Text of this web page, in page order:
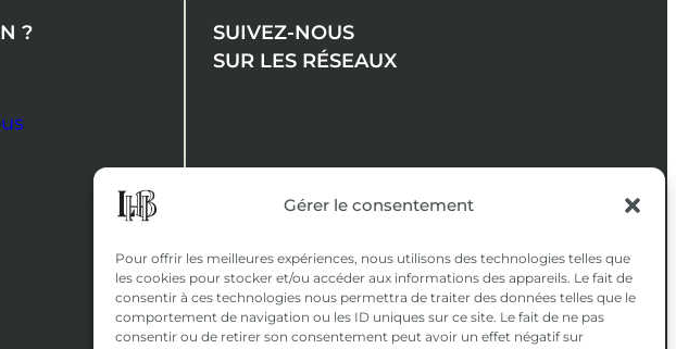
Gérer le consentement
Pour offrir les meilleures expériences, nous utilisons des technologies telles que
les cookies pour stocker et/ou accéder aux informations des appareils. Le fait de
consentir à ces technologies nous permettra de traiter des données telles que le
comportement de navigation ou les ID uniques sur ce site. Le fait de ne pas
consentir ou de retirer son consentement peut avoir un effet négatif sur
?
SUIVEZ-NOUS
SUR LES RÉSEAUX